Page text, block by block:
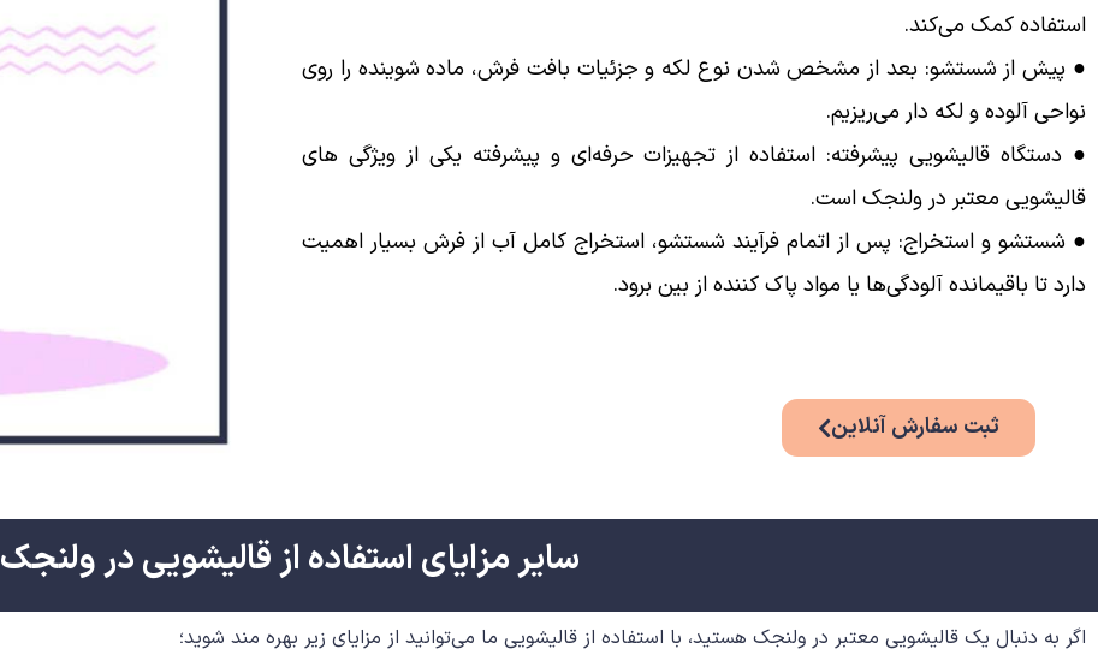
استفاده کمک می‌کند.
● پیش از شستشو: بعد از مشخص شدن نوع لکه و جزئیات بافت فرش، ماده شوینده را روی
نواحی آلوده و لکه دار می‌ریزیم.
● دستگاه قالیشویی پیشرفته: استفاده از تجهیزات حرفه‌ای و پیشرفته یکی از ویژگی های
قالیشویی معتبر در ولنجک است.
● شستشو و استخراج: پس از اتمام فرآیند شستشو، استخراج کامل آب از فرش بسیار اهمیت
دارد تا باقیمانده آلودگی‌ها یا مواد پاک کننده از بین برود.
ثبت سفارش آنلاین
سایر مزایای استفاده از قالیشویی در ولنجک
اگر به دنبال یک قالیشویی معتبر در ولنجک هستید، با استفاده از قالیشویی ما می‌توانید از مزایای زیر بهره مند شوید؛